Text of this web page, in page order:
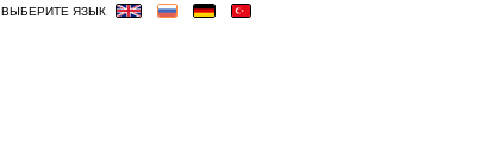
ВЫБЕРИТЕ ЯЗЫК